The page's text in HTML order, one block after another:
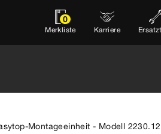
0
Merkliste Karriere
Montageeinheit - Modell 2230.12